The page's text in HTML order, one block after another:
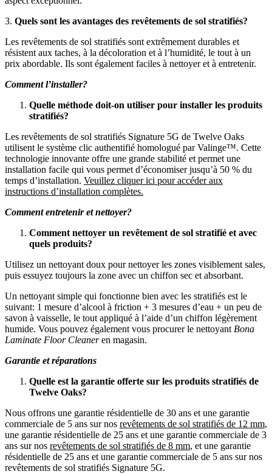
3. Quels sont les avantages des revêtements de sol stratifiés?
Les revêtements de sol stratifiés sont extrêmement durables et
résistent aux taches, à la décoloration et à l’humidité, le tout à un
prix abordable. Ils sont également faciles à nettoyer et à entretenir.
Comment l’installer?
Quelle méthode doit-on utiliser pour installer les produits
stratifiés?
Les revêtements de sol stratifiés Signature 5G de Twelve Oaks
utilisent le système clic authentifié homologué par Valinge™. Cette
technologie innovante offre une grande stabilité et permet une
installation facile qui vous permet d’économiser jusqu’à 50 % du
temps d’installation. Veuillez cliquer ici pour accéder aux
instructions d’installation complètes.
Comment entretenir et nettoyer?
Comment nettoyer un revêtement de sol stratifié et avec
quels produits?
Utilisez un nettoyant doux pour nettoyer les zones visiblement sales,
puis essuyez toujours la zone avec un chiffon sec et absorbant.
Un nettoyant simple qui fonctionne bien avec les stratifiés est le
suivant: 1 mesure d’alcool à friction + 3 mesures d’eau + un peu de
savon à vaisselle, le tout appliqué à l’aide d’un chiffon légèrement
humide. Vous pouvez également vous procurer le nettoyant Bona
Laminate Floor Cleaneren magasin.
Garantie et réparations
Quelle est la garantie offerte sur les produits stratifiés de
Twelve Oaks?
Nous offrons une garantie résidentielle de 30 ans et une garantie
commerciale de 5 ans sur nos revêtements de sol stratifiés de 12 mm,
une garantie résidentielle de 25 ans et une garantie commerciale de 3
ans sur nos revêtements de sol stratifiés de 8 mm, et une garantie
résidentielle de 25 ans et une garantie commerciale de 5 ans sur nos
revêtements de sol stratifiés Signature 5G.